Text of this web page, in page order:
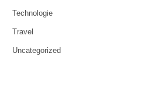
Technologie
Travel
Uncategorized